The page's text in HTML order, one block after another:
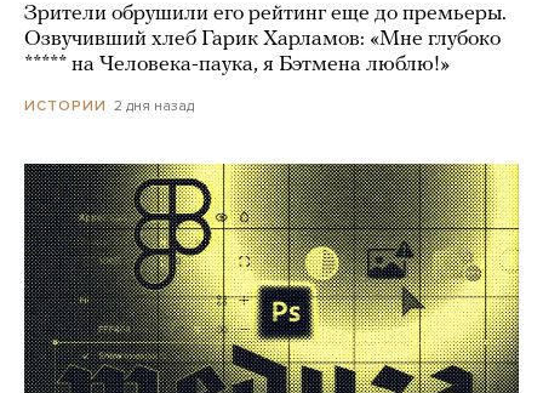
Зрители обрушили его рейтинг еще до премьеры.
Озвучивший хлеб Гарик Харламов: «Мне глубоко
***** на Человека-паука, я Бэтмена люблю!»
ИСТОРИИ 2 дня назад